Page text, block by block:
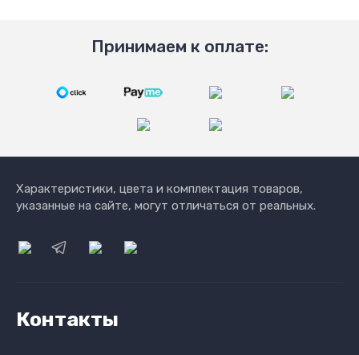
Принимаем к оплате:
Характеристики, цвета и комплектация товаров,
указанные на сайте, могут отличаться от реальных.
Контакты